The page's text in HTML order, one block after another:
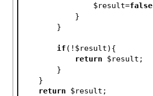
$result=false
            }
        }
if (! $result){
return
$result ;
        }
    }
return
$result ;